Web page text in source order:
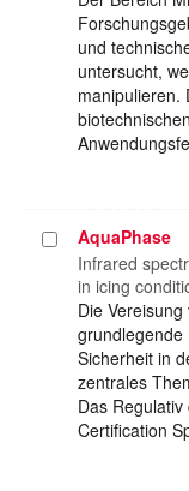
und
untersucht,
manipulieren.
Projekt
auswählen
AquaPhase
Infrared
in icing
Die
grundlegende
Sicherheit in
zentrales
Das
Certification